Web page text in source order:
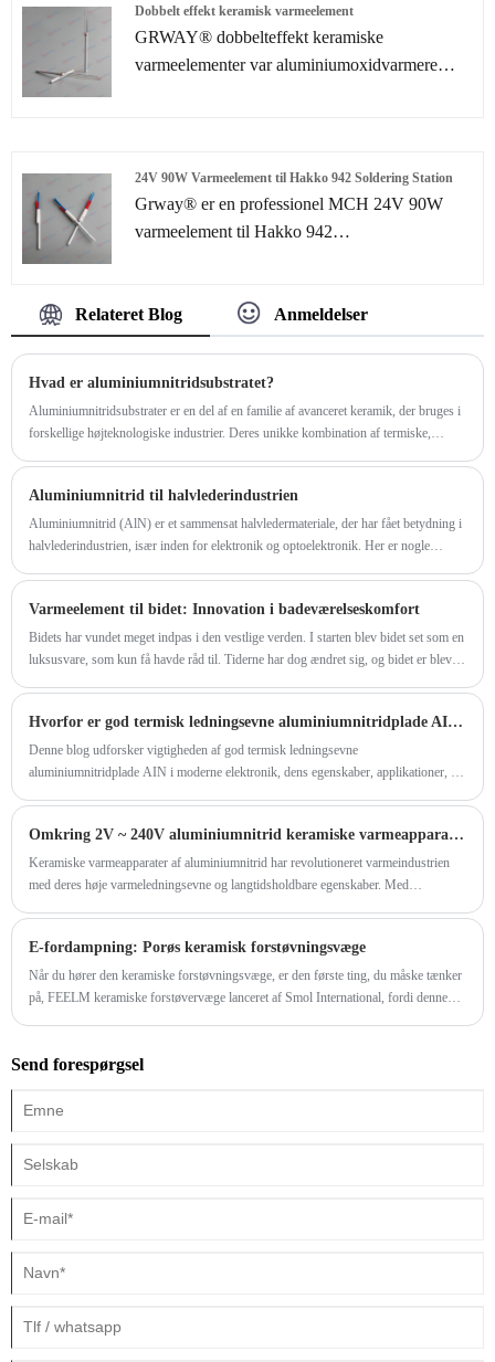
Dobbelt effekt keramisk varmeelement
GRWAY® dobbelteffekt keramiske
varmeelementer var aluminiumoxidvarmere
opvarmningshastighed kan keramisk
varmeapparat give højere pålidelighed end
nogensinde før. Anvendelser omfatter
og halvlederindustrien.
24V 90W Varmeelement til Hakko 942 Soldering Station
Grway® er en professionel MCH 24V 90W
varmeelement til Hakko 942
opvarmningselementløsninger mere end 10 år.
Udover vores eksisterende varmeelementer
imødekomme kundens forskellige behov i
varmeelement til Hakko 942 Soldering Station
vi vil svare dig i tide!
Relateret Blog Anmeldelser
Hvad er aluminiumnitridsubstratet?
Aluminiumnitridsubstrater er en del af en familie af avanceret keramik, der bruges i
forskellige højteknologiske industrier. Deres unikke kombination af termiske,
Aluminiumnitrid til halvlederindustrien
​Aluminiumnitrid (AlN) er et sammensat halvledermateriale, der har fået betydning i
halvlederindustrien, især inden for elektronik og optoelektronik. Her er nogle
Varmeelement til bidet: Innovation i badeværelseskomfort
Bidets har vundet meget indpas i den vestlige verden. I starten blev bidet set som en
luksusvare, som kun få havde råd til. Tiderne har dog ændret sig, og bidet er blevet
Hvorfor er god termisk ledningsevne aluminiumnitridplade AIN afgørende for avanceret elektronik
Denne blog udforsker vigtigheden af ​​god termisk ledningsevne
aluminiumnitridplade AIN i moderne elektronik, dens egenskaber, applikationer, og
fordele og ofte stillede spørgsmål for at give en omfattende guide til ingeniører,
designere og indkøbsprofessionelle.
Omkring 2V ~ 240V aluminiumnitrid keramiske varmeapparaters introduktion
Keramiske varmeapparater af aluminiumnitrid har revolutioneret varmeindustrien
med deres høje varmeledningsevne og langtidsholdbare egenskaber. Med
E-fordampning: Porøs keramisk forstøvningsvæge
Når du hører den keramiske forstøvningsvæge, er den første ting, du måske tænker
på, FEELM keramiske forstøvervæge lanceret af Smol International, fordi denne
andre mærker af keramiske forstøvningsvæger, som ikke kan ignoreres.
Send forespørgsel